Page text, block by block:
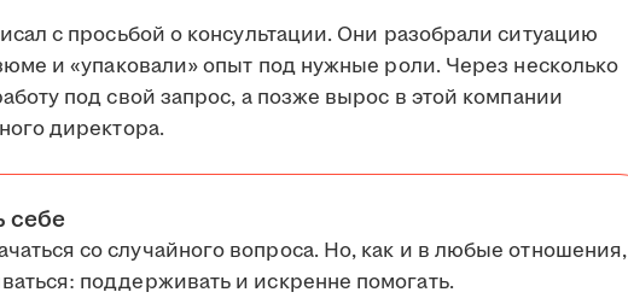
с просьбой о консультации. Они разобрали ситуацию
и «упаковали» опыт под нужные роли. Через несколько
под свой запрос, а позже вырос в этой компании
директора.
себе
со случайного вопроса. Но, как и в любые отношения,
поддерживать и искренне помогать.